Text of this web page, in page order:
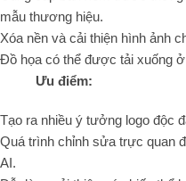
mẫu thương hiệu.
Xóa nền và cải thiện hình ảnh
Đồ họa có thể được tải xuống ở
Ưu điểm:
Tạo ra nhiều ý tưởng logo độc
Quá trình chỉnh sửa trực quan
AI.